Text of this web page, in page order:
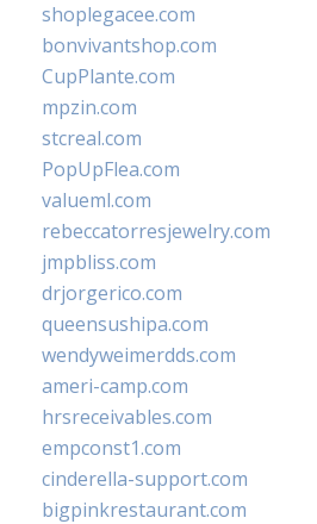
shoplegacee.com
bonvivantshop.com
CupPlante.com
mpzin.com
stcreal.com
PopUpFlea.com
valueml.com
rebeccatorresjewelry.com
jmpbliss.com
drjorgerico.com
queensushipa.com
wendyweimerdds.com
ameri-camp.com
hrsreceivables.com
empconst1.com
cinderella-support.com
bigpinkrestaurant.com